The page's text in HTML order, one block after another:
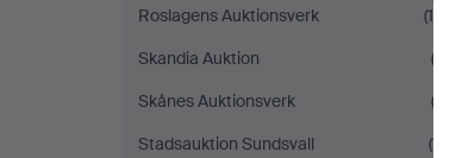
Roslagens Auktionsverk
(15)
Skandia Auktion
(2)
Skånes Auktionsverk
(3)
Stadsauktion Sundsvall
(11)